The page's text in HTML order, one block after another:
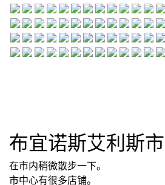
布宜诺斯艾利斯市
在市内稍微散步一下。
市中心有很多店铺。